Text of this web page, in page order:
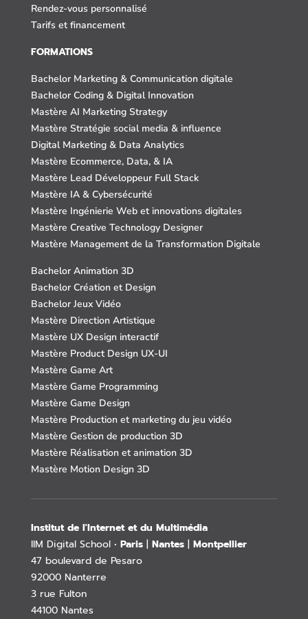
Rendez-vous personnalisé
Tarifs et financement
FORMATIONS
Bachelor Marketing & Communication digitale
Bachelor Coding & Digital Innovation
Mastère AI Marketing Strategy
Mastère Stratégie social media & influence
Digital Marketing & Data Analytics
Mastère Ecommerce, Data, & IA
Mastère Lead Développeur Full Stack
Mastère IA & Cybersécurité
Mastère Ingénierie Web et innovations digitales
Mastère Creative Technology Designer
Mastère Management de la Transformation Digitale
Bachelor Animation 3D
Bachelor Création et Design
Bachelor Jeux Vidéo
Mastère Direction Artistique
Mastère UX Design interactif
Mastère Product Design UX-UI
Mastère Game Art
Mastère Game Programming
Mastère Game Design
Mastère Production et marketing du jeu vidéo
Mastère Gestion de production 3D
Mastère Réalisation et animation 3D
Mastère Motion Design 3D
Institut de l'Internet et du Multimédia
IIM Digital School • Paris | Nantes | Montpellier
47 boulevard de Pesaro
92000 Nanterre
3 rue Fulton
44100 Nantes